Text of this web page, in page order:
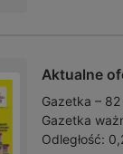
Aktualne
Gazetka –
Gazetka
Odległość: